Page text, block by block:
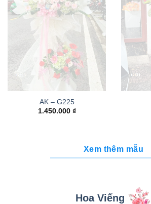
AK – G225
1.450.000 ₫
Xem thêm mẫu
Hoa Viếng